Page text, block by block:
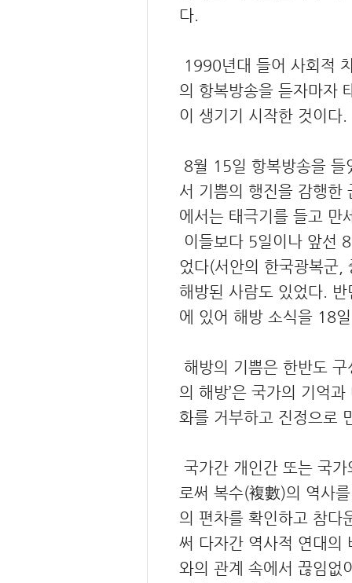
다.
1990년대 들어 사회적
의 항복방송을 듣자마자
이 생기기 시작한 것이다.
8월 15일 항복방송을 들
서 기쁨의 행진을 감행한
에서는 태극기를 들고 만
이들보다 5일이나 앞선
었다(서안의 한국광복군,
해방된 사람도 있었다.
에 있어 해방 소식을 18
해방의 기쁨은 한반도
의 해방’은 국가의 기억
화를 거부하고 진정으로
국가간 개인간 또는 국
로써 복수(複數)의 역사
의 편차를 확인하고 참다
써 다자간 역사적 연대의
와의 관계 속에서 끊임없